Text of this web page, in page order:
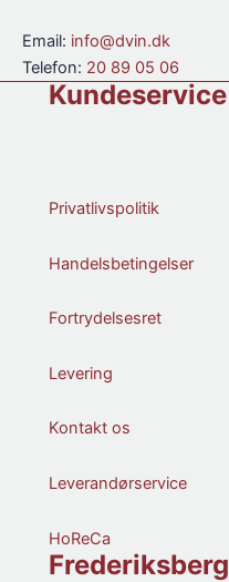
Email: info@dvin.dk
Telefon: 20 89 05 06
Kundeservice
Privatlivspolitik
Handelsbetingelser
Fortrydelsesret
Levering
Kontakt os
Leverandørservice
HoReCa
Frederiksberg